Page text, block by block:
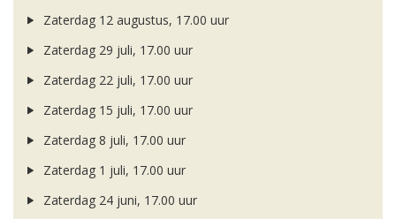
Zaterdag 12 augustus, 17.00 uur
Zaterdag 29 juli, 17.00 uur
Zaterdag 22 juli, 17.00 uur
Zaterdag 15 juli, 17.00 uur
Zaterdag 8 juli, 17.00 uur
Zaterdag 1 juli, 17.00 uur
Zaterdag 24 juni, 17.00 uur